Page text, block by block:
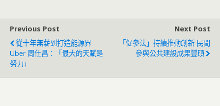
Previous Post
從十年無薪到打造能源界
Uber 周仕昌：「最大的天賦是
努力」
Next Post
「促參法」持續推動創新 民間
參與公共建設成果豐碩